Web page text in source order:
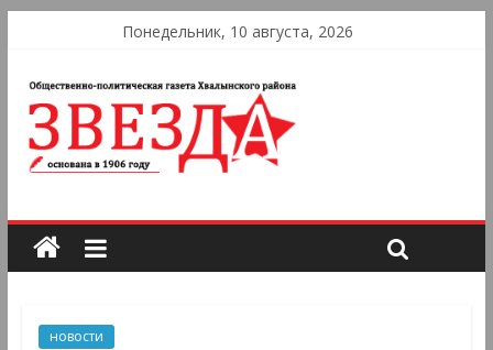
Понедельник, 10 августа, 2026
новости